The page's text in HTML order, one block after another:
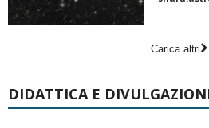
Carica altri
DIDATTICA E